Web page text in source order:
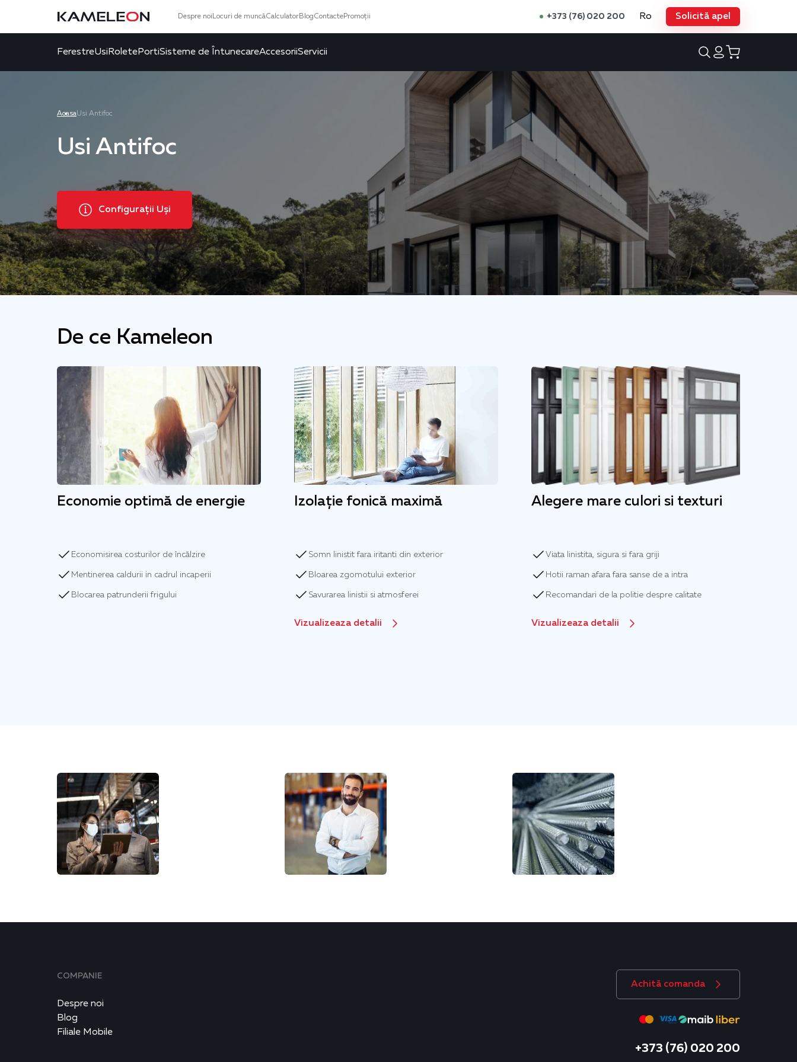
Despre noi Locuri de muncăCalculatorBlogContactePromoții +373 (76) 020 200 Ro Solicită apel
FerestreUsi RoletePortiSisteme de ÎntunecareAccesoriiServicii
AcasaUsi Antifoc
Usi Antifoc
Configurații Uși
De ce Kameleon
Economie optimă de energie
Economisirea costurilor de încălzire
Mentinerea caldurii in cadrul incaperii
Blocarea patrunderii frigului
Izolație fonică maximă
Somn linistit fara iritanti din exterior
Bloarea zgomotului exterior
Savurarea linistii si atmosferei
Vizualizeaza detalii
Alegere mare culori si texturi
Viata linistita, sigura si fara griji
Hotii raman afara fara sanse de a intra
Recomandari de la politie despre calitate
Vizualizeaza detalii
COMPANIE
Despre noi
Blog
Filiale Mobile
Achită comanda
+373 (76) 020 200